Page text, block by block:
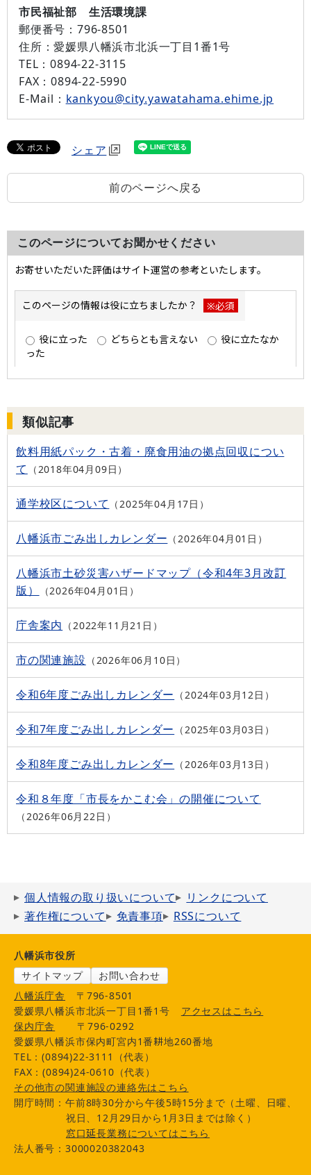
市民福祉部 生活環境課
郵便番号： 796-8501
住所：愛媛県八幡浜市北浜一丁目1番1号
TEL：0894-22-3115
FAX：0894-22-5990
E-Mail： kankyou@city.yawatahama.ehime.jp
シェア
前のページへ戻る
このページについてお聞かせください
類似記事
飲料用紙パック・古着・廃食用油の拠点回収につい
て
2018年04月09日
通学校区について 2025年04月17日
八幡浜市ごみ出しカレンダー 2026年04月01日
八幡浜市土砂災害ハザードマップ（令和4年3月改訂
版）
2026年04月01日
庁舎案内 2022年11月21日
市の関連施設 2026年06月10日
令和6年度ごみ出しカレンダー 2024年03月12日
令和7年度ごみ出しカレンダー 2025年03月03日
令和8年度ごみ出しカレンダー 2026年03月13日
令和８年度「市長をかこむ会」の開催について
2026年06月22日
個人情報の取り扱いについて
リンクについて
著作権について
免責事項 RSSについて
八幡浜市役所
サイトマップ
お問い合わせ
八幡浜庁舎
〒796-8501
愛媛県八幡浜市北浜一丁目1番1号
アクセスはこちら
保内庁舎
〒796-0292
愛媛県八幡浜市保内町宮内1番耕地260番地
TEL：(0894)22-3111（代表）
FAX：(0894)24-0610（代表）
その他市の関連施設の連絡先はこちら
開庁時間：午前8時30分から午後5時15分まで（土曜、日曜、
祝日、12月29日から1月3日までは除く）
窓口延長業務についてはこちら
法人番号：3000020382043